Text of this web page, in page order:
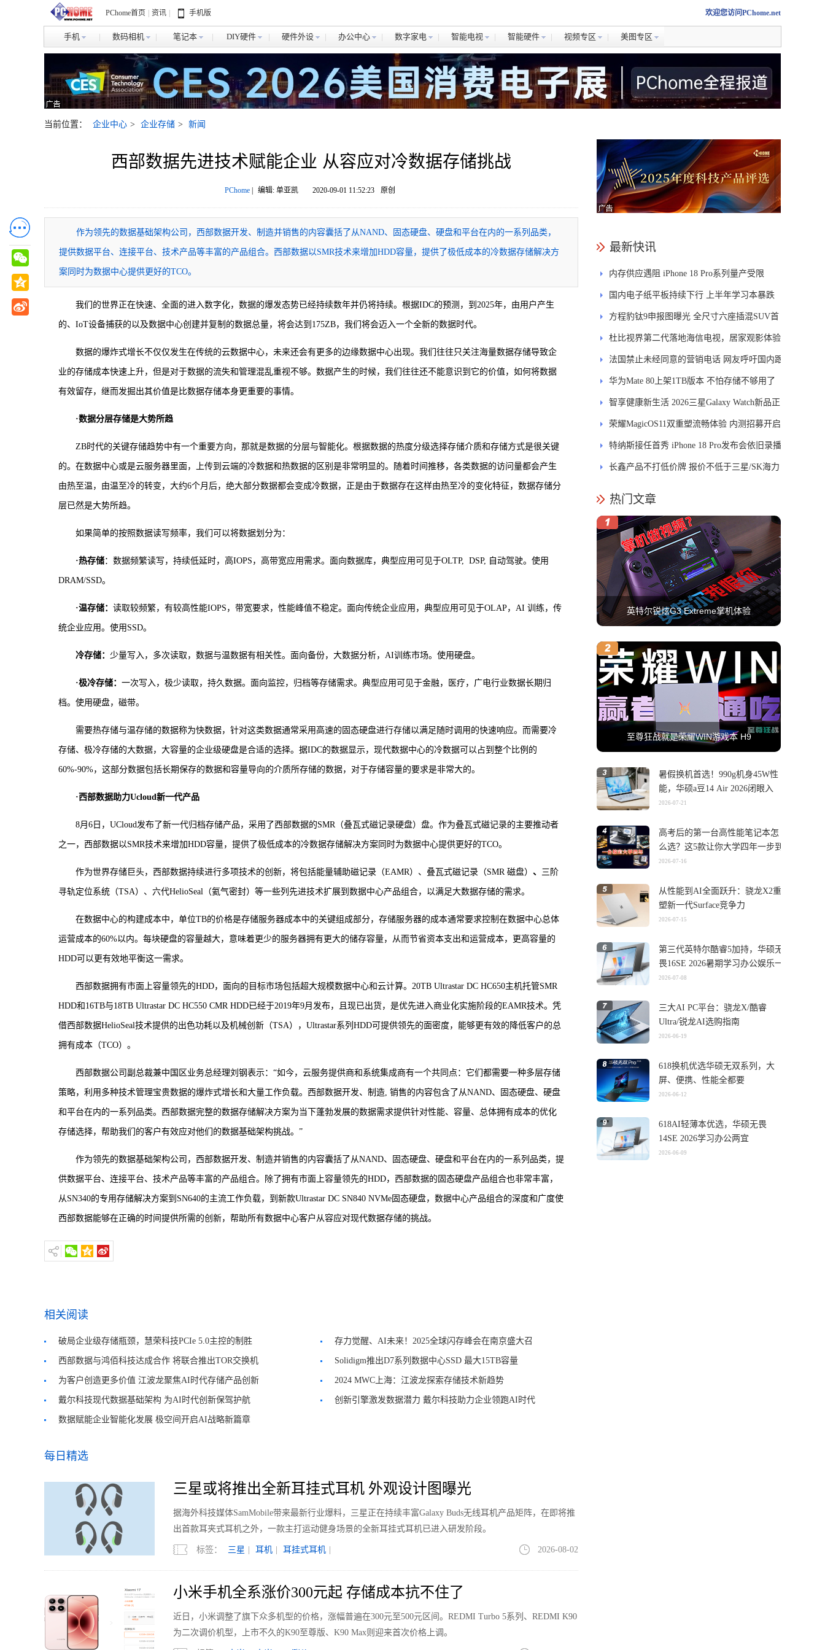
PChome首页 资讯 手机版 欢迎您访问PChome.net
手机 数码相机 笔记本 DIY硬件 硬件外设 办公中心 数字家电 智能电视 智能硬件 视频专区 美图专区
当前位置： 企业中心 > 企业存储 > 新闻
西部数据先进技术赋能企业 从容应对冷数据存储挑战
PChome| 编辑: 单亚凯 2020-09-01 11:52:23 原创
作为领先的数据基础架构公司，西部数据开发、制造并销售的内容囊括了从NAND、固态硬盘、硬盘和平台在内的一系列品类，
提供数据平台、连接平台、技术产品等丰富的产品组合。西部数据以SMR技术来增加HDD容量，提供了极低成本的冷数据存储解决方
案同时为数据中心提供更好的TCO。
我们的世界正在快速、全面的进入数字化，数据的爆发态势已经持续数年并仍将持续。根据IDC的预测，到2025年，由用户产生
的、IoT设备捕获的以及数据中心创建并复制的数据总量，将会达到175ZB，我们将会迈入一个全新的数据时代。
数据的爆炸式增长不仅仅发生在传统的云数据中心，未来还会有更多的边缘数据中心出现。我们往往只关注海量数据存储导致企
业的存储成本快速上升，但是对于数据的流失和管理混乱重视不够。数据产生的时候，我们往往还不能意识到它的价值，如何将数据
有效留存，继而发掘出其价值是比数据存储本身更重要的事情。
·数据分层存储是大势所趋
ZB时代的关键存储趋势中有一个重要方向，那就是数据的分层与智能化。根据数据的热度分级选择存储介质和存储方式是很关键
的。在数据中心或是云服务器里面，上传到云端的冷数据和热数据的区别是非常明显的。随着时间推移，各类数据的访问量都会产生
由热至温，由温至冷的转变，大约6个月后，绝大部分数据都会变成冷数据，正是由于数据存在这样由热至冷的变化特征，数据存储分
层已然是大势所趋。
如果简单的按照数据读写频率，我们可以将数据划分为：
·热存储：数据频繁读写，持续低延时，高IOPS，高带宽应用需求。面向数据库，典型应用可见于OLTP, DSP, 自动驾驶。使用
DRAM/SSD。
·温存储： 读取较频繁，有较高性能IOPS，带宽要求，性能峰值不稳定。面向传统企业应用，典型应用可见于OLAP，AI 训练，传
统企业应用。使用SSD。
冷存储： 少量写入，多次读取，数据与温数据有相关性。面向备份，大数据分析，AI训练市场。使用硬盘。
·极冷存储： 一次写入，极少读取，持久数据。面向监控，归档等存储需求。典型应用可见于金融，医疗，广电行业数据长期归
档。使用硬盘，磁带。
需要热存储与温存储的数据称为快数据，针对这类数据通常采用高速的固态硬盘进行存储以满足随时调用的快速响应。而需要冷
存储、极冷存储的大数据，大容量的企业级硬盘是合适的选择。据IDC的数据显示，现代数据中心的冷数据可以占到整个比例的
60%-90%，这部分数据包括长期保存的数据和容量导向的介质所存储的数据，对于存储容量的要求是非常大的。
·西部数据助力Ucloud新一代产品
8月6日，UCloud发布了新一代归档存储产品，采用了西部数据的SMR（叠瓦式磁记录硬盘）盘。作为叠瓦式磁记录的主要推动者
之一，西部数据以SMR技术来增加HDD容量，提供了极低成本的冷数据存储解决方案同时为数据中心提供更好的TCO。
作为世界存储巨头，西部数据持续进行多项技术的创新，将包括能量辅助磁记录（EAMR）、叠瓦式磁记录（SMR 磁盘） 、 三阶
寻轨定位系统（TSA）、六代HelioSeal（氦气密封）等一些列先进技术扩展到数据中心产品组合，以满足大数据存储的需求。
在数据中心的构建成本中，单位TB的价格是存储服务器成本中的关键组成部分，存储服务器的成本通常要求控制在数据中心总体
运营成本的60%以内。每块硬盘的容量越大，意味着更少的服务器拥有更大的储存容量，从而节省资本支出和运营成本，更高容量的
HDD可以更有效地平衡这一需求。
西部数据拥有市面上容量领先的HDD，面向的目标市场包括超大规模数据中心和云计算。20TB Ultrastar DC HC650主机托管SMR
HDD和16TB与18TB Ultrastar DC HC550 CMR HDD已经于2019年9月发布，且现已出货，是优先进入商业化实施阶段的EAMR技术。凭
借西部数据HelioSeal技术提供的出色功耗以及机械创新（TSA），Ultrastar系列HDD可提供领先的面密度，能够更有效的降低客户的总
拥有成本（TCO）。
西部数据公司副总裁兼中国区业务总经理刘钢表示：“如今，云服务提供商和系统集成商有一个共同点：它们都需要一种多层存储
策略，利用多种技术管理宝贵数据的爆炸式增长和大量工作负载。西部数据开发、制造, 销售的内容包含了从NAND、固态硬盘、硬盘
和平台在内的一系列品类。西部数据完整的数据存储解决方案为当下蓬勃发展的数据需求提供针对性能、容量、总体拥有成本的优化
存储选择，帮助我们的客户有效应对他们的数据基础架构挑战。”
作为领先的数据基础架构公司，西部数据开发、制造并销售的内容囊括了从NAND、固态硬盘、硬盘和平台在内的一系列品类，提
供数据平台、连接平台、技术产品等丰富的产品组合。除了拥有市面上容量领先的HDD，西部数据的固态硬盘产品组合也非常丰富，
从SN340的专用存储解决方案到SN640的主流工作负载，到新款Ultrastar DC SN840 NVMe固态硬盘，数据中心产品组合的深度和广度使
西部数据能够在正确的时间提供所需的创新，帮助所有数据中心客户从容应对现代数据存储的挑战。
相关阅读
破局企业级存储瓶颈，慧荣科技PCIe 5.0主控的制胜
之道
存力觉醒、AI未来！2025全球闪存峰会在南京盛大召
开
西部数据与鸿佰科技达成合作 将联合推出TOR交换机 Solidigm推出D7系列数据中心SSD 最大15TB容量
为客户创造更多价值 江波龙聚焦AI时代存储产品创新 2024 MWC上海：江波龙探索存储技术新趋势
戴尔科技现代数据基础架构 为AI时代创新保驾护航 创新引擎激发数据潜力 戴尔科技助力企业领跑AI时代
数据赋能企业智能化发展 极空间开启AI战略新篇章
每日精选
三星或将推出全新耳挂式耳机 外观设计图曝光
据海外科技媒体SamMobile带来最新行业爆料，三星正在持续丰富Galaxy Buds无线耳机产品矩阵，在即将推
出首款耳夹式耳机之外，一款主打运动健身场景的全新耳挂式耳机已进入研发阶段。
标签： 三星 耳机 耳挂式耳机 2026-08-02
小米手机全系涨价300元起 存储成本抗不住了
近日，小米调整了旗下众多机型的价格，涨幅普遍在300元至500元区间。REDMI Turbo 5系列、REDMI K90
为二次调价机型，上市不久的K90至尊版、K90 Max则迎来首次价格上调。
最新快讯
内存供应遇阻 iPhone 18 Pro系列量产受限
国内电子纸平板持续下行 上半年学习本暴跌
84.6%
方程豹钛9申报图曝光 全尺寸六座插混SUV首
发DMS
杜比视界第二代落地海信电视，居家观影体验
能迎来哪些升级？
法国禁止未经同意的营销电话 网友呼吁国内跟
进
华为Mate 80上架1TB版本 不怕存储不够用了
智享健康新生活 2026三星Galaxy Watch新品正
式开售
荣耀MagicOS11双重塑流畅体验 内测招募开启
特纳斯接任首秀 iPhone 18 Pro发布会依旧录播
长鑫产品不打低价牌 报价不低于三星/SK海力
热门文章
英特尔锐炫G3 Extreme掌机体验
至尊狂战就是荣耀WIN游戏本 H9
暑假换机首选！990g机身45W性
能，华硕a豆14 Air 2026闭眼入
2026-07-21
高考后的第一台高性能笔记本怎
么选？这5款让你大学四年一步到
位
2026-07-16
从性能到AI全面跃升：骁龙X2重
塑新一代Surface竞争力
2026-07-15
第三代英特尔酷睿5加持，华硕无
畏16SE 2026暑期学习办公娱乐一
机搞定
2026-07-08
三大AI PC平台：骁龙X/酷睿
Ultra/锐龙AI选购指南
2026-06-19
618换机优选华硕无双系列，大
屏、便携、性能全都要
2026-06-12
618AI轻薄本优选，华硕无畏
14SE 2026学习办公两宜
2026-06-09